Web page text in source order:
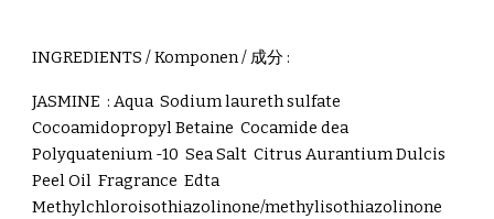
INGREDIENTS / Komponen / 成分 :
JASMINE : Aqua Sodium laureth sulfate
Cocoamidopropyl Betaine Cocamide dea
Polyquatenium -10 Sea Salt Citrus Aurantium Dulcis
Peel Oil Fragrance Edta
Methylchloroisothiazolinone/methylisothiazolinone